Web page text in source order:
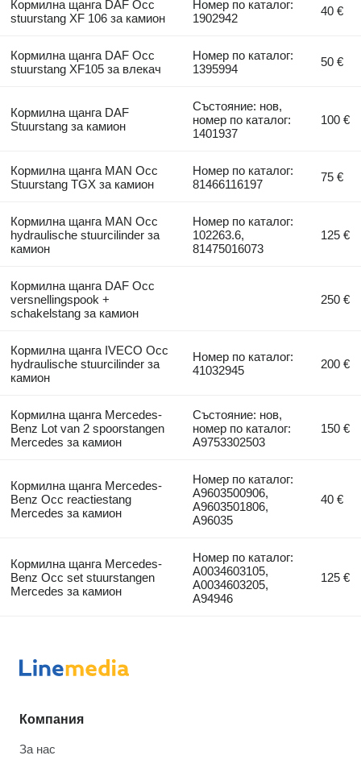
Кормилна щанга DAF Occ
stuurstang XF 106 за камион
Номер по каталог:
1902942
40 €
Кормилна щанга DAF Occ
stuurstang XF105 за влекач
Номер по каталог:
1395994
50 €
Кормилна щанга DAF
Stuurstang за камион
Състояние: нов,
номер по каталог:
1401937
100 €
Кормилна щанга MAN Occ
Stuurstang TGX за камион
Номер по каталог:
81466116197
75 €
Кормилна щанга MAN Occ
hydraulische stuurcilinder за
камион
Номер по каталог:
102263.6,
81475016073
125 €
Кормилна щанга DAF Occ
versnellingspook +
schakelstang за камион
250 €
Кормилна щанга IVECO Occ
hydraulische stuurcilinder за
камион
Номер по каталог:
41032945
200 €
Кормилна щанга Mercedes-
Benz Lot van 2 spoorstangen
Mercedes за камион
Състояние: нов,
номер по каталог:
A9753302503
150 €
Кормилна щанга Mercedes-
Benz Occ reactiestang
Mercedes за камион
Номер по каталог:
A9603500906,
A9603501806,
A96035
40 €
Кормилна щанга Mercedes-
Benz Occ set stuurstangen
Mercedes за камион
Номер по каталог:
A0034603105,
A0034603205,
A94946
125 €
Компания
За нас